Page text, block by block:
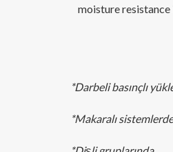
moisture
*Darbeli basınçlı
*Makaralı sistemlerde